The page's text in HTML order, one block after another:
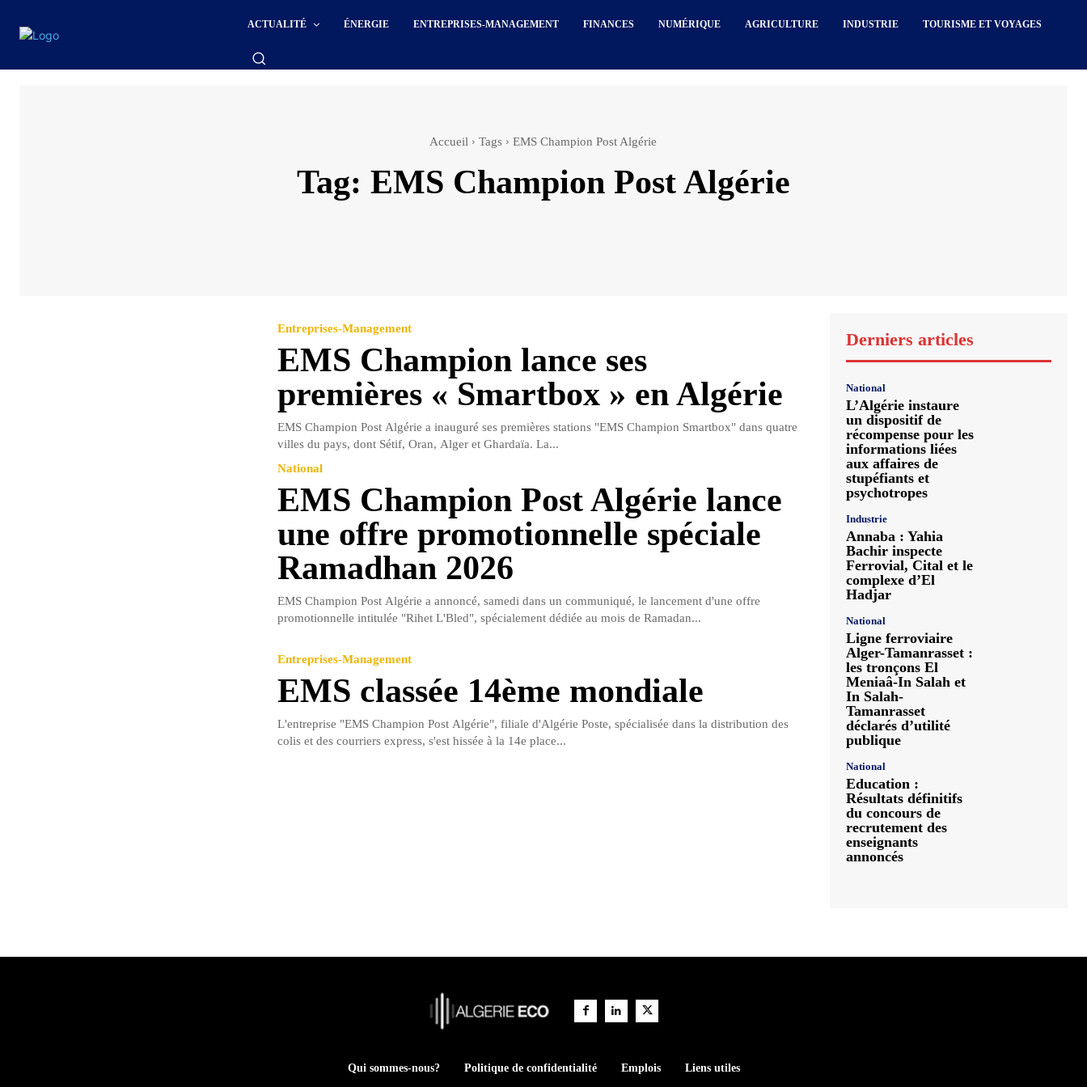
ACTUALITÉ ÉNERGIE ENTREPRISES-MANAGEMENT FINANCES NUMÉRIQUE AGRICULTURE INDUSTRIE TOURISME ET VOYAGES
Accueil Tags EMS Champion Post Algérie
Tag: EMS Champion Post Algérie
Entreprises-Management
EMS Champion lance ses
premières « Smartbox » en Algérie
EMS Champion Post Algérie a inauguré ses premières stations "EMS Champion Smartbox" dans quatre
villes du pays, dont Sétif, Oran, Alger et Ghardaïa. La...
National
EMS Champion Post Algérie lance
une offre promotionnelle spéciale
Ramadhan 2026
EMS Champion Post Algérie a annoncé, samedi dans un communiqué, le lancement d'une offre
promotionnelle intitulée "Rihet L'Bled", spécialement dédiée au mois de Ramadan...
Entreprises-Management
EMS classée 14ème mondiale
L'entreprise "EMS Champion Post Algérie", filiale d'Algérie Poste, spécialisée dans la distribution des
colis et des courriers express, s'est hissée à la 14e place...
Derniers articles
National
L’Algérie instaure
un dispositif de
récompense pour les
informations liées
aux affaires de
stupéfiants et
psychotropes
Industrie
Annaba : Yahia
Bachir inspecte
Ferrovial, Cital et le
complexe d’El
Hadjar
National
Ligne ferroviaire
Alger-Tamanrasset :
les tronçons El
Meniaâ-In Salah et
In Salah-
Tamanrasset
déclarés d’utilité
publique
National
Education :
Résultats définitifs
du concours de
recrutement des
enseignants
annoncés
Qui sommes-nous? Politique de confidentialité Emplois Liens utiles